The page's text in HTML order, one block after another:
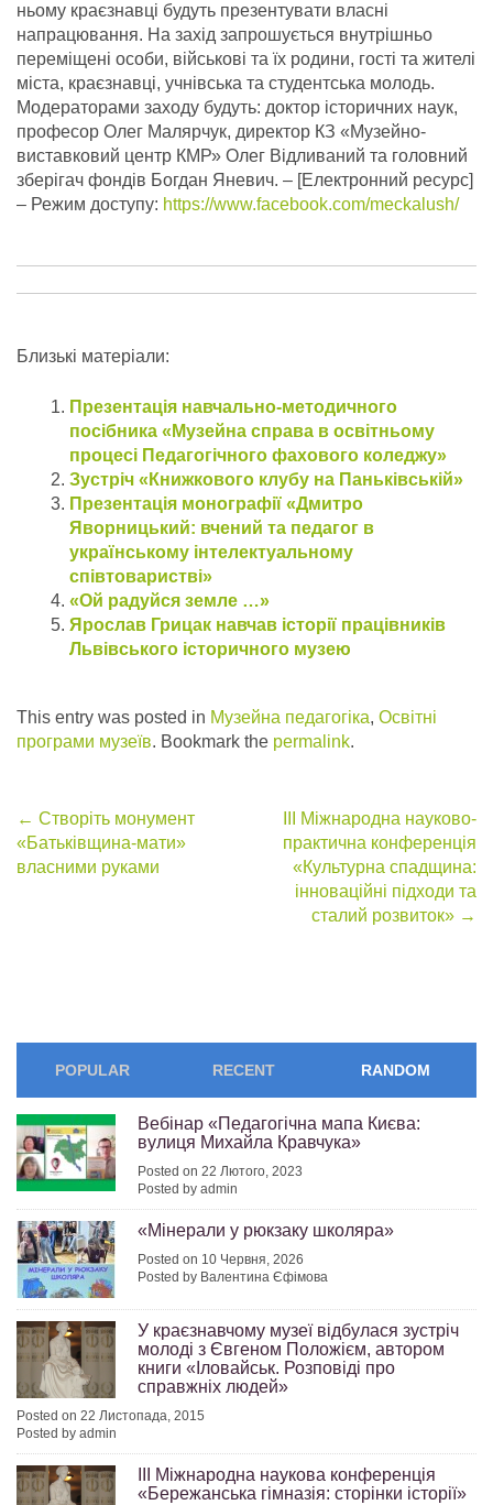
ньому краєзнавці будуть презентувати власні
напрацювання. На захід запрошується внутрішньо
переміщені особи, військові та їх родини, гості та жителі
міста, краєзнавці, учнівська та студентська молодь.
Модераторами заходу будуть: доктор історичних наук,
професор Олег Малярчук, директор КЗ «Музейно-
виставковий центр КМР» Олег Відливаний та головний
зберігач фондів Богдан Яневич. – [Електронний ресурс]
– Режим доступу: https://www.facebook.com/meckalush/
Близькі матеріали:
Презентація навчально-методичного
посібника «Музейна справа в освітньому
процесі Педагогічного фахового коледжу»
Зустріч «Книжкового клубу на Паньківській»
Презентація монографії «Дмитро
Яворницький: вчений та педагог в
українському інтелектуальному
співтоваристві»
«Ой радуйся земле …»
Ярослав Грицак навчав історії працівників
Львівського історичного музею
This entry was posted in Музейна педагогіка, Освітні
програми музеїв. Bookmark the permalink.
Post
navigation
← Створіть монумент
«Батьківщина-мати»
власними руками
ІІІ Міжнародна науково-
практична конференція
«Культурна спадщина:
інноваційні підходи та
сталий розвиток» →
POPULAR RECENT RANDOM
Вебінар «Педагогічна мапа Києва:
вулиця Михайла Кравчука»
Posted on 22 Лютого, 2023
Posted by admin
«Мінерали у рюкзаку школяра»
Posted on 10 Червня, 2026
Posted by Валентина Єфімова
У краєзнавчому музеї відбулася зустріч
молоді з Євгеном Положієм, автором
книги «Іловайськ. Розповіді про
справжніх людей»
Posted on 22 Листопада, 2015
Posted by admin
ІІІ Міжнародна наукова конференція
«Бережанська гімназія: сторінки історії»